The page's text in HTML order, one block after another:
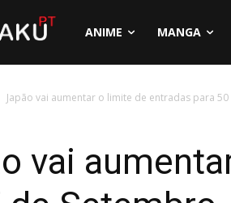
ANIME MANGA
Japão vai aumentar o limite de entradas para 50
vai